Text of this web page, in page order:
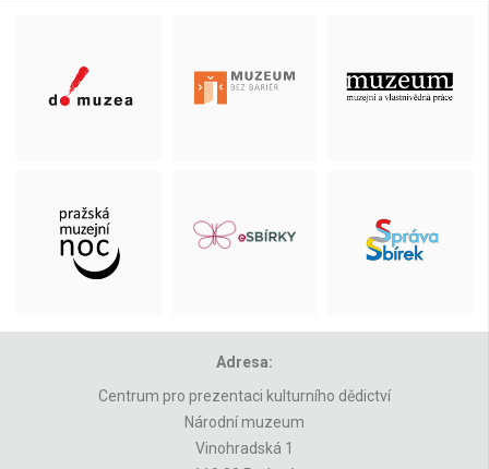
Adresa:
Centrum pro prezentaci kulturního dědictví
Národní muzeum
Vinohradská 1